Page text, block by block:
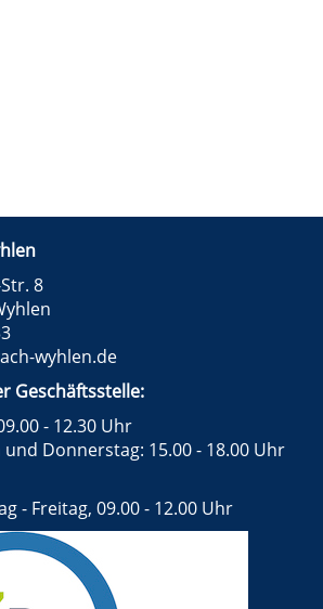
8
wyhlen.de
Geschäftsstelle:
- 12.30 Uhr
Donnerstag: 15.00 - 18.00 Uhr
- Freitag, 09.00 - 12.00 Uhr